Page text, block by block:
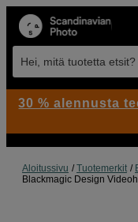
Hei, mitä tuotetta etsit?
Aloitussivu Tuotemerkit
Blackmagic Design
30 % alennusta